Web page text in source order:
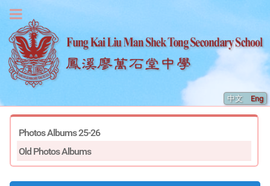
中文 Eng
Photos Albums 25-26
Old Photos Albums